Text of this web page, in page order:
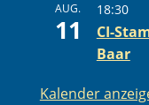
AUG.
11
18:30
CI-
Baar
Kalender